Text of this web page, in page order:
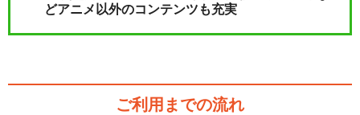
どアニメ以外のコンテンツも充実
ご利用までの流れ